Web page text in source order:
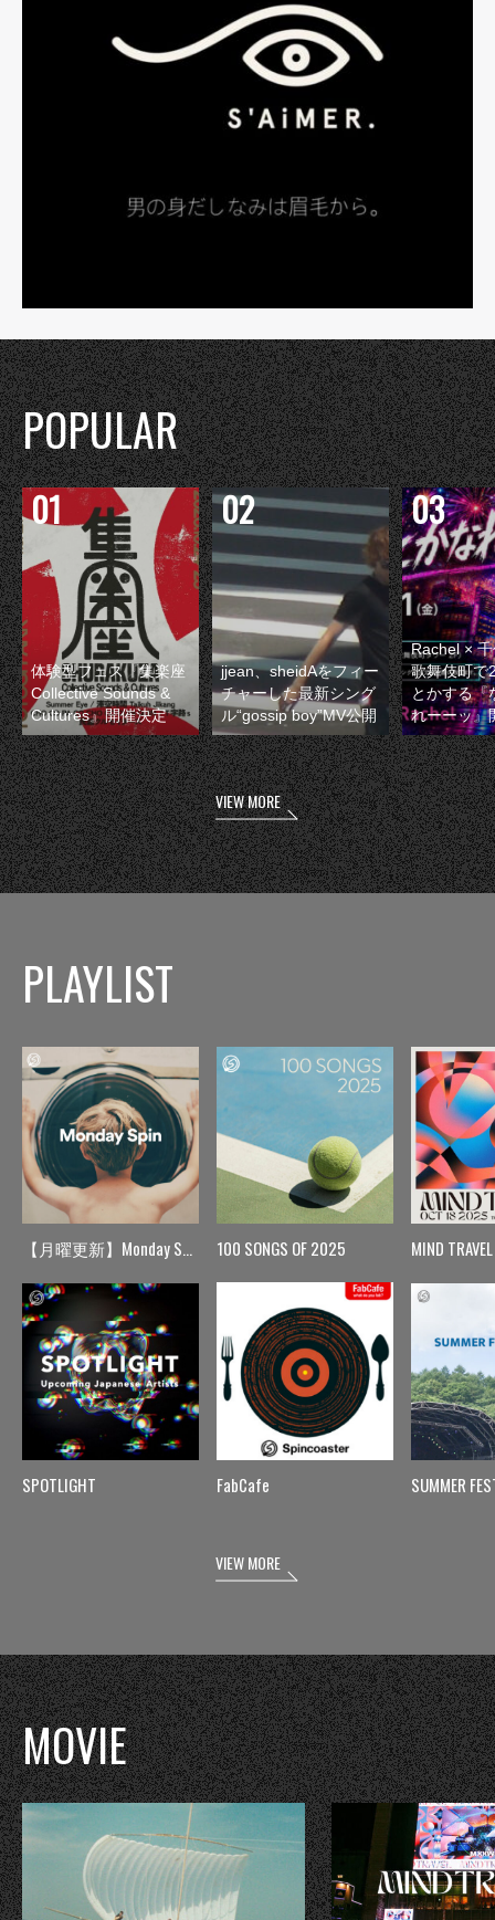
POPULAR
体験型フェス『集楽座
Collective Sounds &
Cultures』開催決定
jjean、sheidAをフィー
チャーした最新シング
ル“gossip boy”MV公開
Rachel ×
歌舞伎町で
とかする『
れーーッ』
VIEW MORE
PLAYLIST
【月曜更新】Monday Spin
SPOTLIGHT
100 SONGS OF 2025
FabCafe
MIND TRAVEL
SUMMER
VIEW MORE
MOVIE